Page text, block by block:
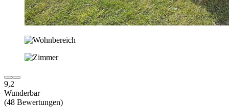
9,2
Wunderbar
(48 Bewertungen)